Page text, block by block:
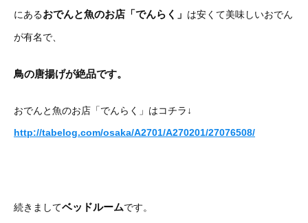
にあるおでんと魚のお店「でんらく」 は安くて美味しいおでん
が有名で、
鳥の唐揚げが絶品です。
おでんと魚のお店「でんらく」はコチラ↓
http://tabelog.com/osaka/A2701/A270201/27076508/
続きましてベッドルームです。